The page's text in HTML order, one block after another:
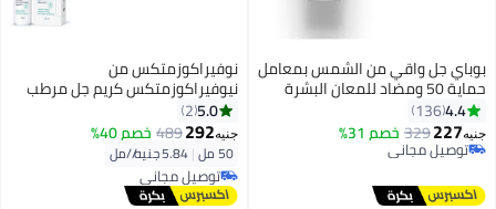
بوباي جل واقي من الشمس بمعامل
حماية 50 ومضاد للمعان البشرة
الدهنية 60 جم
4.4
136
جنيه227
329 خصم 31%
توصيل مجاني
نوفيراكوزمتكس من
نيوفيراكوزمتكس كريم جل مرطب
سيبيو-كونترول ، يوازن إفراز الزيوت،
مركب الزنك PCA + سيراميد، للتحكم
في اللمعان، 50 مل
5.0
2
جنيه292
489 خصم 40%
50 مل |
توصيل مجاني
توصيل مجاني